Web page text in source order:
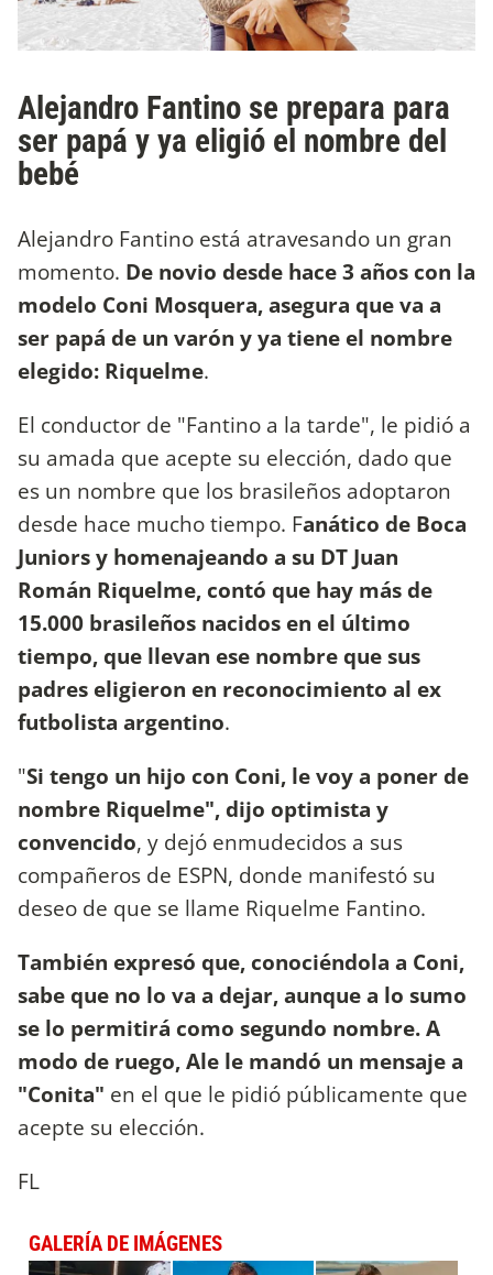
Alejandro Fantino se prepara para
ser papá y ya eligió el nombre del
bebé
Alejandro Fantino está atravesando un gran
momento. De novio desde hace 3 años con la
modelo Coni Mosquera, asegura que va a
ser papá de un varón y ya tiene el nombre
elegido: Riquelme.
El conductor de "Fantino a la tarde", le pidió a
su amada que acepte su elección, dado que
es un nombre que los brasileños adoptaron
desde hace mucho tiempo. Fanático de Boca
Juniors y homenajeando a su DT Juan
Román Riquelme, contó que hay más de
15.000 brasileños nacidos en el último
tiempo, que llevan ese nombre que sus
padres eligieron en reconocimiento al ex
futbolista argentino.
"Si tengo un hijo con Coni, le voy a poner de
nombre Riquelme", dijo optimista y
convencido, y dejó enmudecidos a sus
compañeros de ESPN, donde manifestó su
deseo de que se llame Riquelme Fantino.
También expresó que, conociéndola a Coni,
sabe que no lo va a dejar, aunque a lo sumo
se lo permitirá como segundo nombre. A
modo de ruego, Ale le mandó un mensaje a
"Conita" en el que le pidió públicamente que
acepte su elección.
FL
GALERÍA DE IMÁGENES